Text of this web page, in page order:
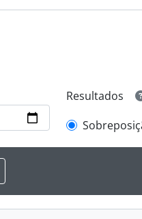
Resultados